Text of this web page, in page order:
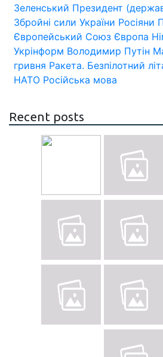
Зеленський Президент
Збройні сили України Росіяни
Європейський Союз Європа
Укрінформ Володимир Путін
гривня Ракета. Безпілотний
НАТО Російська мова
Recent posts